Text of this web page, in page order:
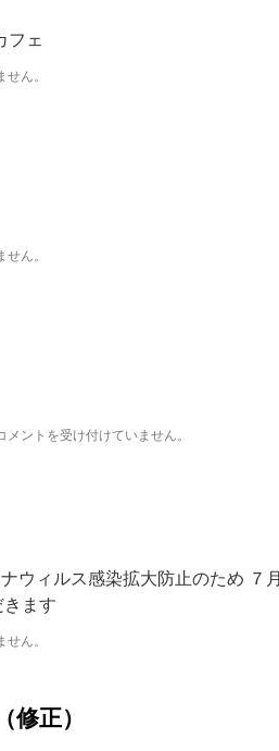
フェ
ん。
ん。
メントを受け付けていません。
ウィルス感染拡大防止のため ７
ます
ん。
正）